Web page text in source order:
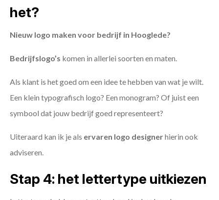
het?
Nieuw logo maken voor bedrijf in Hooglede?
Bedrijfslogo’s komen in allerlei soorten en maten.
Als klant is het goed om een idee te hebben van wat je wilt.
Een klein typografisch logo? Een monogram? Of juist een
symbool dat jouw bedrijf goed representeert?
Uiteraard kan ik je als ervaren logo designerhierin ook
adviseren.
Stap 4: het lettertype uitkiezen